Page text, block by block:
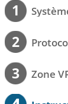
1
2
3 Zone